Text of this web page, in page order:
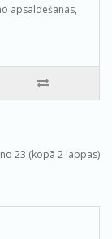
apsaldešānas,
23 (kopā 2 lappas)